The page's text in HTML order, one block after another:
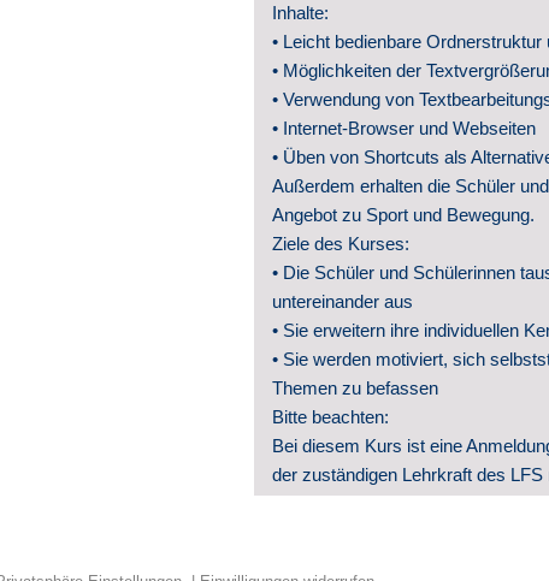
Presse &
Inhalte:
• Leicht bedienbare
• Möglichkeiten der
• Verwendung von
• Internet-Browser und Webseiten
• Üben von Shortcuts als
Außerdem erhalten die Schüler
Angebot zu Sport und Bewegung.
Ziele des Kurses:
• Die Schüler und Schülerinnen
untereinander aus
• Sie erweitern ihre individuellen
• Sie werden motiviert, sich
Themen zu befassen
Bitte beachten:
Bei diesem Kurs ist eine
der zuständigen Lehrkraft des LFS